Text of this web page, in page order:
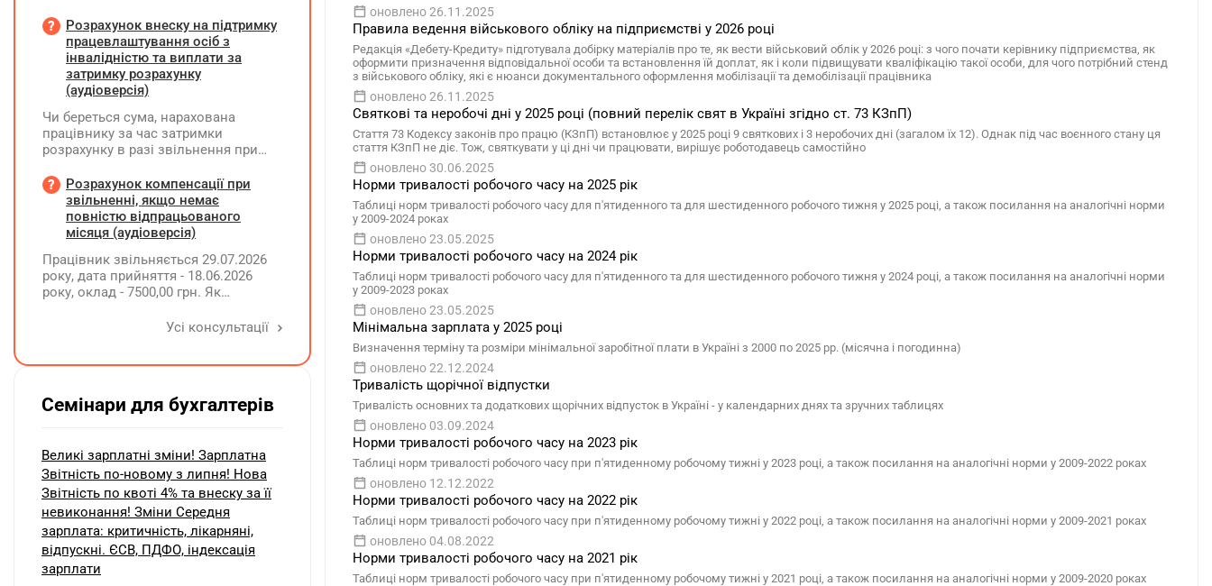
оновлено 26.11.2025
Правила ведення військового обліку на підприємстві у 2026 році
Редакція «Дебету-Кредиту» підготувала добірку матеріалів про те, як вести військовий облік у 2026 році: з чого почати керівнику підприємства, як
оформити призначення відповідальної особи та встановлення їй доплат, як і коли підвищувати кваліфікацію такої особи, для чого потрібний стенд
з військового обліку, які є нюанси документального оформлення мобілізації та демобілізації працівника
оновлено 26.11.2025
Святкові та неробочі дні у 2025 році (повний перелік свят в Україні згідно ст. 73 КЗпП)
Стаття 73 Кодексу законів про працю (КЗпП) встановлює у 2025 році 9 святкових і 3 неробочих дні (загалом їх 12). Однак під час воєнного стану ця
стаття КЗпП не діє. Тож, святкувати у ці дні чи працювати, вирішує роботодавець самостійно
оновлено 30.06.2025
Норми тривалості робочого часу на 2025 рік
Таблиці норм тривалості робочого часу для п'ятиденного та для шестиденного робочого тижня у 2025 році, а також посилання на аналогічні норми
у 2009-2024 роках
оновлено 23.05.2025
Норми тривалості робочого часу на 2024 рік
Таблиці норм тривалості робочого часу для п'ятиденного та для шестиденного робочого тижня у 2024 році, а також посилання на аналогічні норми
у 2009-2023 роках
оновлено 23.05.2025
Мінімальна зарплата у 2025 році
Визначення терміну та розміри мінімальної заробітної плати в Україні з 2000 по 2025 рр. (місячна і погодинна)
оновлено 22.12.2024
Тривалість щорічної відпустки
Тривалість основних та додаткових щорічних відпусток в Україні - у календарних днях та зручних таблицях
оновлено 03.09.2024
Норми тривалості робочого часу на 2023 рік
Таблиці норм тривалості робочого часу при п'ятиденному робочому тижні у 2023 році, а також посилання на аналогічні норми у 2009-2022 роках
оновлено 12.12.2022
Норми тривалості робочого часу на 2022 рік
Таблиці норм тривалості робочого часу при п'ятиденному робочому тижні у 2022 році, а також посилання на аналогічні норми у 2009-2021 роках
оновлено 04.08.2022
Норми тривалості робочого часу на 2021 рік
Таблиці норм тривалості робочого часу при п'ятиденному робочому тижні у 2021 році, а також посилання на аналогічні норми у 2009-2020 роках
місцем роботи та за сумісництвом,
чи рахується це як два роботодавці?
Розрахунок внеску на підтримку
працевлаштування осіб з
інвалідністю та виплати за
затримку розрахунку
(аудіоверсія)
Чи береться сума, нарахована
працівнику за час затримки
розрахунку в разі звільнення при
заробітної плати (винагороди), для
розрахунку внеску на підтримку
працевлаштування осіб з
інвалідністю?
Розрахунок компенсації при
звільненні, якщо немає
повністю відпрацьованого
місяця (аудіоверсія)
Працівник звільняється 29.07.2026
року, дата прийняття - 18.06.2026
року, оклад - 7500,00 грн. Як
невикористаних днів відпустки при
Усі консультації
Семінари для бухгалтерів
Великі зарплатні зміни! Зарплатна
Звітність по-новому з липня! Нова
Звітність по квоті 4% та внеску за її
невиконання! Зміни Середня
зарплата: критичність, лікарняні,
відпускні. ЄСВ, ПДФО, індексація
зарплати